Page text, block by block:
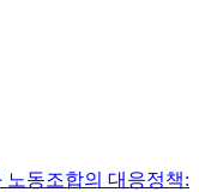
동조합의 대응정책: